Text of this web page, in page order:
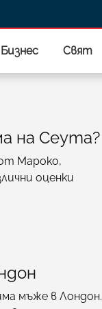
Бизнес Свят
на Сеута?
Мароко,
оценки
мъже в Лондон.